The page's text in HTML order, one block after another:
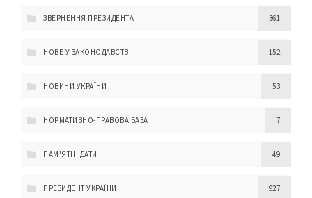
ЗВЕРНЕННЯ ПРЕЗИДЕНТА 361
НОВЕ У ЗАКОНОДАВСТВІ 152
НОВИНИ УКРАЇНИ 53
НОРМАТИВНО-ПРАВОВА БАЗА 7
ПАМ'ЯТНІ ДАТИ 49
ПРЕЗИДЕНТ УКРАЇНИ 927